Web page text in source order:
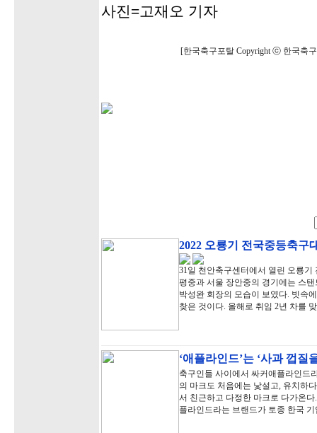
사진=고재오 기자
[한국축구포탈 Copyright ⓒ 한국축
2022 오룡기 전국중등축
31일 천안축구센터에서 열린 오룡
평중과 서울 장안중의 경기에는 스
박성완 회장의 모습이 보였다. 빗속
찾은 것이다. 올해로 취임 2년 차를
‘애플라인드’는 ‘사과 껍질
축구인들 사이에서 싸커애플라인드
의 마크도 처음에는 낯설고, 유치하
서 친근하고 다정한 마크로 다가온
플라인드라는 브랜드가 토종 한국